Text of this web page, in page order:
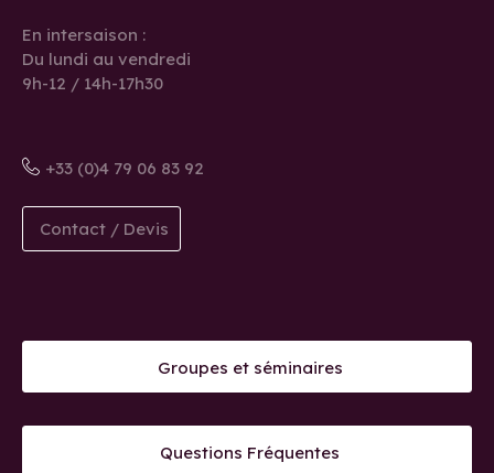
En intersaison :
Du lundi au vendredi
9h-12 / 14h-17h30
+33 (0)4 79 06 83 92
Contact / Devis
Groupes et séminaires
Questions Fréquentes